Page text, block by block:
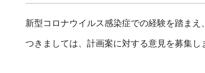
新型コロナウイルス感染症での経験を踏ま
つきましては、計画案に対する意見を募集し